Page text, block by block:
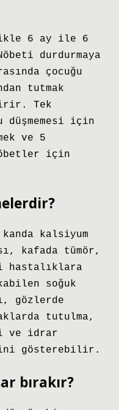
6 ay ile 6
durdurmaya
çocuğu
tutmak
Tek
düşmemesi için
ve 5
için
kalsiyum
kafada tümör,
hastalıklara
soğuk
gözlerde
tutulma,
ve idrar
gösterebilir.
bırakır?